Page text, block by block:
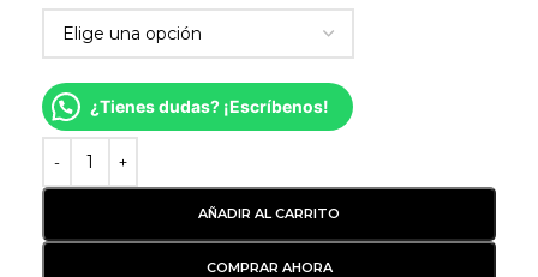
¿Tienes dudas? ¡Escríbenos!
AÑADIR AL CARRITO
COMPRAR AHORA